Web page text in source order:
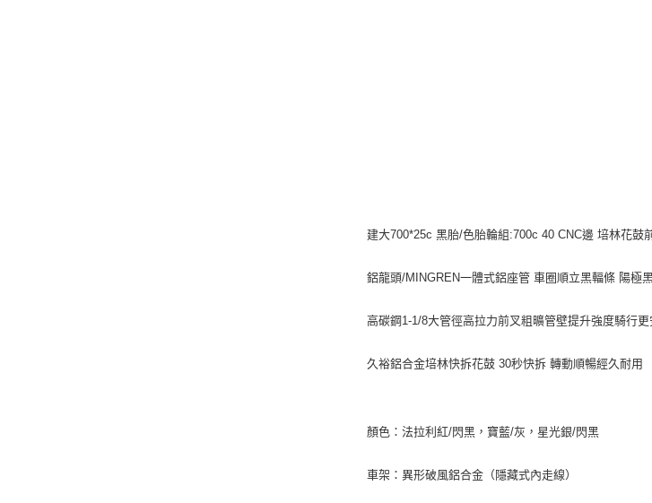
建大700*25c 黑胎/色胎輪組:700c 40 CNC邊 培林花鼓
鋁龍頭/MINGREN一體式鋁座管 車圈順立黑輻條 陽極
高碳鋼1-1/8大管徑高拉力前叉粗曠管壁提升強度騎行更
久裕鋁合金培林快拆花鼓 30秒快拆 轉動順暢經久耐用
顏色：法拉利紅/閃黑，寶藍/灰，星光銀/閃黑
車架：異形破風鋁合金（隱藏式內走線）